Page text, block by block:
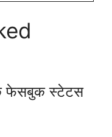
फेसबुक स्टेटस